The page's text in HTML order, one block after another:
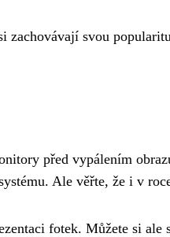
svou
před vypálením
Ale věřte, že i v
fotek. Můžete si